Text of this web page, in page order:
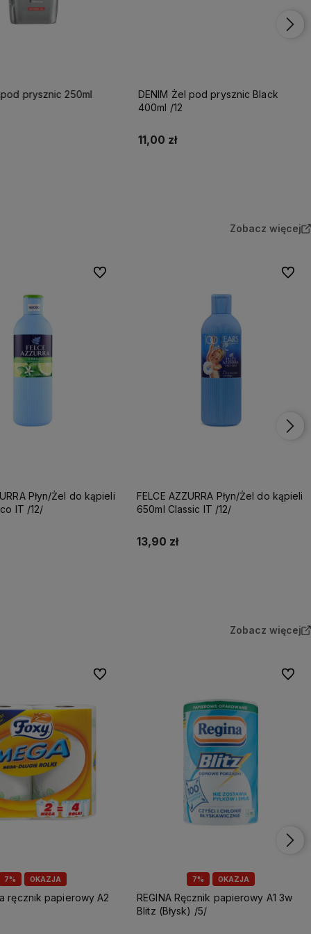
DENIM Żel pod prysznic Black
400ml /12
11,00 zł
Zobacz więcej
Płyn/Żel do kąpieli
IT /12/
Do ulubionych
FELCE AZZURRA Płyn/Żel do kąpieli
650ml Classic IT /12/
13,90 zł
Do
Zobacz więcej
7% OKAZJA
Do ulubionych
7% OKAZJA
REGINA Ręcznik papierowy A1 3w
Blitz (Błysk) /5/
Do